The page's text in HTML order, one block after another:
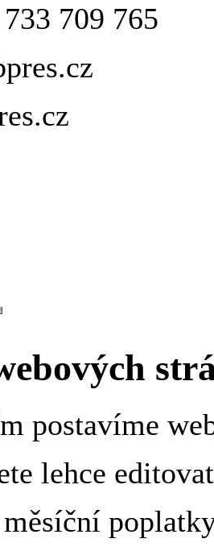
709 765
postavíme
lehce editovat